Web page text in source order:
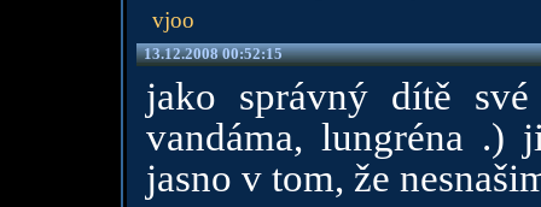
vjoo
13.12.2008 00:52:15
jako správný dítě
vandáma, lungréna .)
jasno v tom, že